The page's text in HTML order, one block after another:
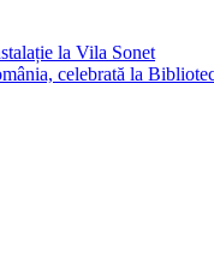
la Vila Sonet
celebrată la